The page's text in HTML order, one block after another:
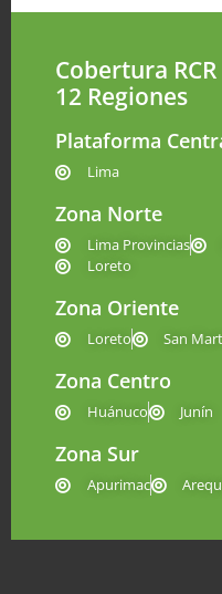
Cobertura
12 Regiones
Plataforma
Lima
Zona Norte
Lima Provincias
Loreto
Zona Oriente
Loreto San
Zona Centro
Huánuco Junín
Zona Sur
Apurimac